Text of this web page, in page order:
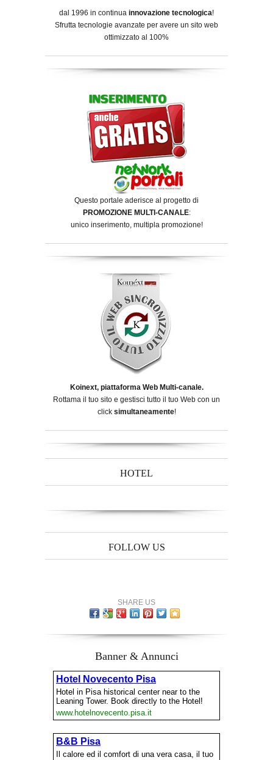
dal 1996 in continua innovazione tecnologica!
Sfrutta tecnologie avanzate per avere un sito web
ottimizzato al 100%
Questo portale aderisce al progetto di
PROMOZIONE MULTI-CANALE:
unico inserimento, multipla promozione!
Koinext, piattaforma Web Multi-canale.
Rottama il tuo sito e gestisci tutto il tuo Web con un
click simultaneamente!
HOTEL
FOLLOW US
SHARE US
Banner & Annunci